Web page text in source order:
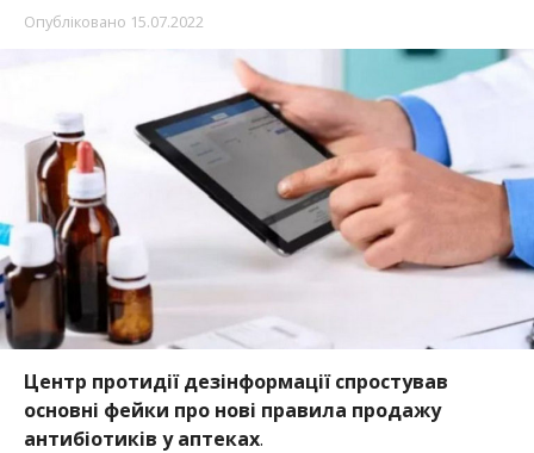
Опубліковано 15.07.2022
Центр протидії дезінформації спростував
основні фейки про нові правила продажу
антибіотиків у аптеках.